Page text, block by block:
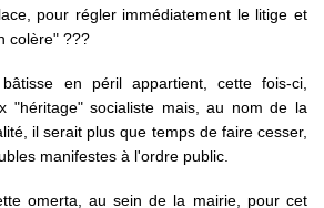
pour régler immédiatement le litige et
colère" ???
en péril appartient, cette fois-ci,
"héritage" socialiste mais, au nom de la
il serait plus que temps de faire cesser,
manifestes à l'ordre public.
omerta, au sein de la mairie, pour cet